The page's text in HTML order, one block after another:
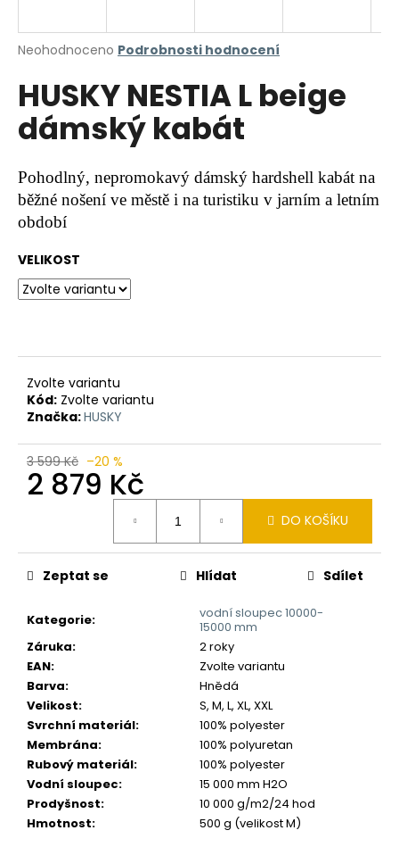
Průměrné
produktu
je
0,0
z
hvězdiček.
Neohodnoceno Podrobnosti hodnocení
HUSKY NESTIA L beige
dámský kabát
Pohodlný, nepromokavý dámský hardshell kabát na
běžné nošení ve městě i na turistiku v jarním a letním
období
VELIKOST
Zvolte variantu
Kód: Zvolte variantu
Značka:HUSKY
3 599 Kč –20 %
2 879 Kč
DO KOŠÍKU
Kategorie:
vodní sloupec 10000-
15000 mm
Záruka:
2 roky
EAN:
Zvolte variantu
Barva:
Hnědá
Velikost:
S, M, L, XL, XXL
Svrchní materiál:
100% polyester
Membrána:
100% polyuretan
Rubový materiál:
100% polyester
Vodní sloupec:
15 000 mm H2O
Prodyšnost:
10 000 g/m2/24 hod
Hmotnost: 500 g (velikost M)
Zeptat se Hlídat Sdílet
j
t
?
HLEDAT
D
o
r
u
č
u
j
e
m